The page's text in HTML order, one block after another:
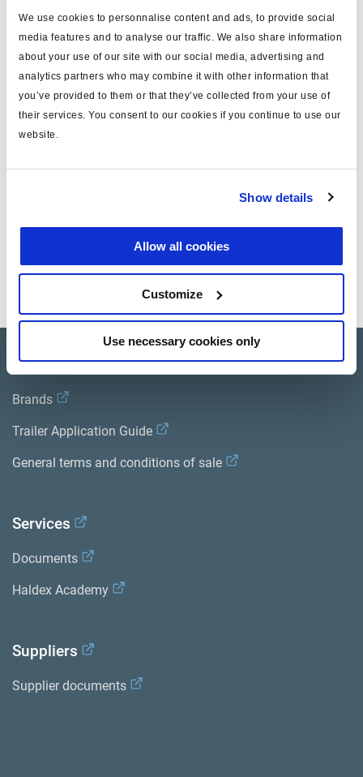
We use cookies to personnalise content and ads, to provide social
media features and to analyse our traffic. We also share information
about your use of our site with our social media, advertising and
analytics partners who may combine it with other information that
you’ve provided to them or that they’ve collected from your use of
their services. You consent to our cookies if you continue to use our
website.
Show details
Allow all cookies
Customize
Use necessary cookies only
type chape
Attr. A ø14mm
Attr. B M16x1.5
Attr. D
masse (kg) 0.357
Documents
Consultez toutes les publications connexes dans notre
Product catalogue
Brands
Trailer Application Guide
General terms and conditions of sale
Services
Documents
Haldex Academy
Suppliers
Supplier documents